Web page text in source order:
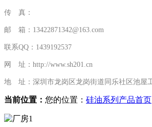
传 真：
邮 箱：13422871342@163.com
联系QQ：1439192537
网 址：http://www.sh201.cn
地 址：深圳市龙岗区龙岗街道同乐社区池屋
当前位置： 您的位置： 硅油系列产品首页